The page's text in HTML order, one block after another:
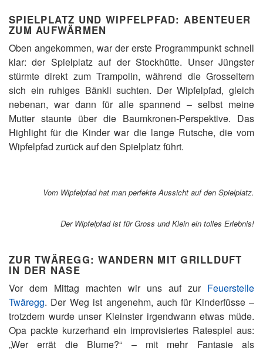
SPIELPLATZ UND WIPFELPFAD: ABENTEUER
ZUM AUFWÄRMEN
Oben angekommen, war der erste Programmpunkt schnell
klar: der Spielplatz auf der Stockhütte. Unser Jüngster
stürmte direkt zum Trampolin, während die Grosseltern
sich ein ruhiges Bänkli suchten. Der Wipfelpfad, gleich
nebenan, war dann für alle spannend – selbst meine
Mutter staunte über die Baumkronen-Perspektive. Das
Highlight für die Kinder war die lange Rutsche, die vom
Wipfelpfad zurück auf den Spielplatz führt.
Vom Wipfelpfad hat man perfekte Aussicht auf den Spielplatz.
Der Wipfelpfad ist für Gross und Klein ein tolles Erlebnis!
ZUR TWÄREGG: WANDERN MIT GRILLDUFT
IN DER NASE
Vor dem Mittag machten wir uns auf zur Feuerstelle
Twäregg. Der Weg ist angenehm, auch für Kinderfüsse –
trotzdem wurde unser Kleinster irgendwann etwas müde.
Opa packte kurzerhand ein improvisiertes Ratespiel aus:
„Wer errät die Blume?“ – mit mehr Fantasie als